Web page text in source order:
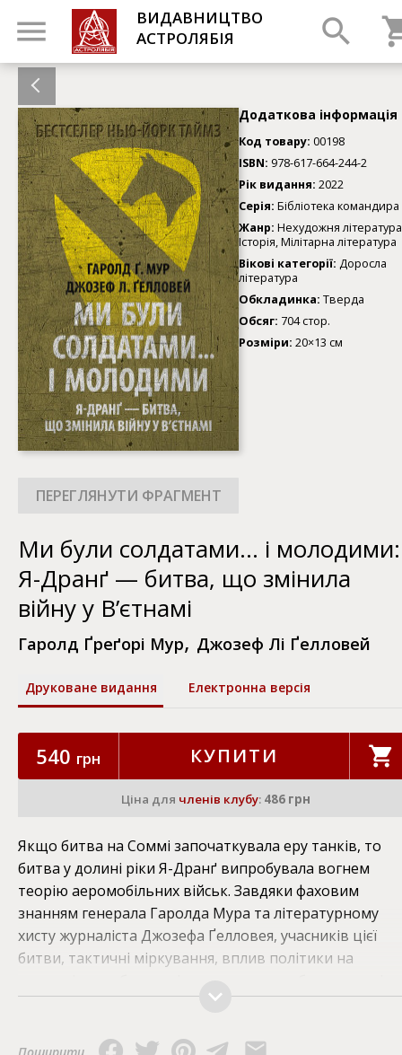
ВИДАВНИЦТВО
АСТРОЛЯБІЯ
Додаткова інформація
Код товару: 00198
ISBN: 978-617-664-244-2
Рік видання: 2022
Серія: Бібліотека командира
Жанр: Нехудожня
Історія, Мілітарна література
Вікові категорії: Доросла
література
Обкладинка: Тверда
Обсяг: 704 стор.
Розміри: 20×13 см
Ми були солдатами… і молодими:
Я-Дранґ — битва, що змінила
війну у В’єтнамі
Гаролд Ґреґорі Мур, Джозеф Лі Ґелловей
Друковане видання
540 грн КУПИТИ
Ціна для членів клубу: 486 грн
Електронна версія
Якщо битва на Соммі започаткувала еру танків, то
битва у долині ріки Я-Дранґ випробувала вогнем
теорію аеромобільних військ. Завдяки фаховим
знанням генерала Гаролда Мура та літературному
хисту журналіста Джозефа Ґелловея, учасників цієї
битви, тактичні міркування, вплив політики на
аспекти мілітарної справи набувають зрозумілих
окремої битви, але й війни у В’єтнамі загалом. Книга,